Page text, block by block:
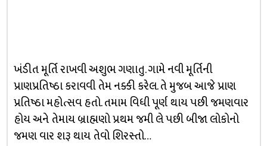
ખંડીત મૂર્તિ રાખવી અશુભ ગણાતુ. ગામે નવી મૂર્તિની
પ્રાણપ્રતિષ્ઠા કરાવવી તેમ નક્કી કરેલ. તે મુજબ આજે પ્રાણ
પ્રતિષ્ઠા મહોત્સવ હતો. તમામ વિધી પૂર્ણ થાય પછી જમણવાર
હોય અને તેમાય બ્રાહ્મણો પ્રથમ જમી લે પછી બીજા લોકોનો
જમણ વાર શરૂ થાય તેવો શિરસ્તો…